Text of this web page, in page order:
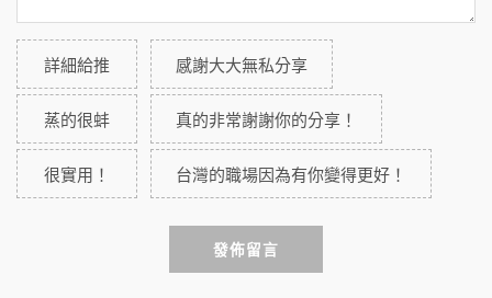
詳細給推 感謝大大無私分享
蒸的很蚌 真的非常謝謝你的分享！
很實用！ 台灣的職場因為有你變得更好！
發佈留言